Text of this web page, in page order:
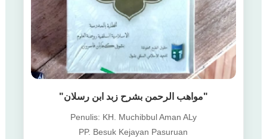
"مواهب الرحمن بشرح زبد ابن رسلان"
Penulis: KH. Muchibbul Aman ALy
PP. Besuk Kejayan Pasuruan